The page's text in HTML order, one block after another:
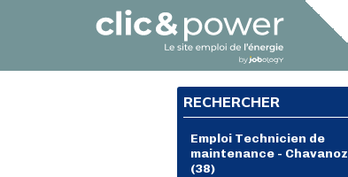
RECHERCHER
Emploi Technicien de
maintenance - Chavanoz
(38)